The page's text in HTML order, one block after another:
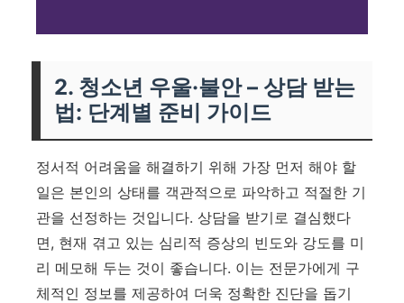
2. 청소년 우울·불안 – 상담 받는
법: 단계별 준비 가이드
정서적 어려움을 해결하기 위해 가장 먼저 해야 할
일은 본인의 상태를 객관적으로 파악하고 적절한 기
관을 선정하는 것입니다. 상담을 받기로 결심했다
면, 현재 겪고 있는 심리적 증상의 빈도와 강도를 미
리 메모해 두는 것이 좋습니다. 이는 전문가에게 구
체적인 정보를 제공하여 더욱 정확한 진단을 돕기